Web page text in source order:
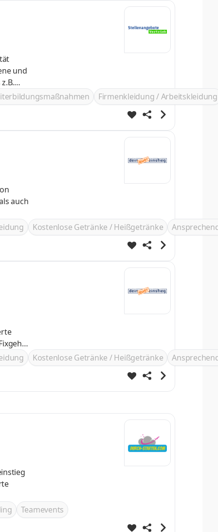
und
Firmenkleidung / Arbeitskleidung
auch
Kostenlose Getränke / Heißgetränke
Kostenlose Getränke / Heißgetränke
Teamevents